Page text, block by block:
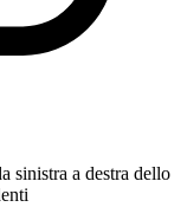
sinistra a destra dello